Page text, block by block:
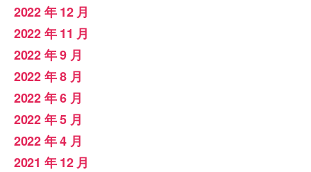
2022 年 12 月
2022 年 11 月
2022 年 9 月
2022 年 8 月
2022 年 6 月
2022 年 5 月
2022 年 4 月
2021 年 12 月